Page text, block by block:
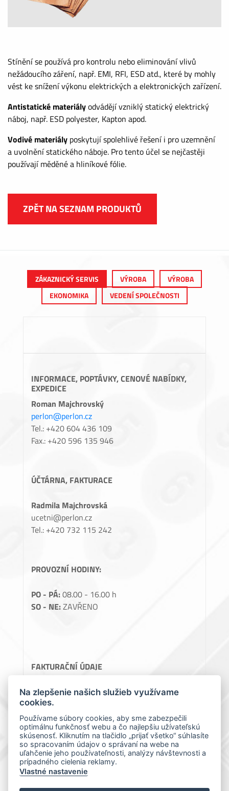
Stínění se používá pro kontrolu nebo eliminování vlivů
nežádoucího záření, např. EMI, RFI, ESD atd., které by mohly
vést ke snížení výkonu elektrických a elektronických zařízení.
Antistatické materiályodvádějí vzniklý statický elektrický
náboj, např. ESD polyester, Kapton apod.
Vodivé materiály poskytují spolehlivé řešení i pro uzemnění
a uvolnění statického náboje. Pro tento účel se nejčastěji
používají měděné a hliníkové fólie.
ZPĚT NA SEZNAM PRODUKTŮ
ZÁKAZNICKÝ SERVIS VÝROBA
VÝROBA
EKONOMIKA
VEDENÍ SPOLEČNOSTI
INFORMACE, POPTÁVKY, CENOVÉ NABÍDKY,
EXPEDICE
Roman Majchrovský
perlon@perlon.cz
Tel.: +420 604 436 109
Fax.: +420 596 135 946
ÚČTÁRNA, FAKTURACE
Radmila Majchrovská
ucetni@perlon.cz
Tel.: +420 732 115 242
PROVOZNÍ HODINY:
PO - PÁ:08.00 - 16.00 h
SO - NE:ZAVŘENO
FAKTURAČNÍ ÚDAJE
Perlon, spol. s.r.o.
Teslova 1129/2B, 70200 Ostrava
IČ: 64086119
DIČ: CZ64086119
Na zlepšenie našich služieb využívame
cookies.
Používame súbory cookies, aby sme zabezpečili
optimálnu funkčnosť webu a čo najlepšiu užívateľskú
skúsenosť. Kliknutím na tlačidlo „prijať všetko“ súhlasíte
so spracovaním údajov o správaní na webe na
uľahčenie jeho používateľnosti, analýzy návštevnosti a
prípadného cielenia reklamy.
Vlastné nastavenie